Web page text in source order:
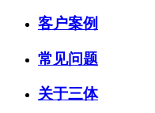
客户案例
常见问题
关于三体